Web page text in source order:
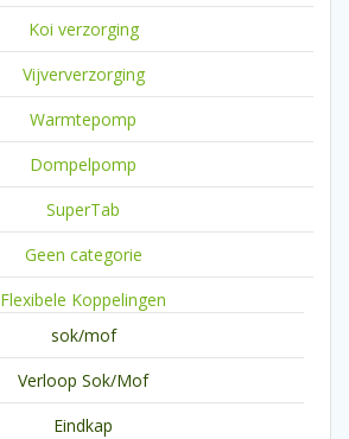
Koi verzorging
Vijververzorging
Warmtepomp
Dompelpomp
SuperTab
Geen categorie
Flexibele Koppelingen
sok/mof
Verloop Sok/Mof
Eindkap